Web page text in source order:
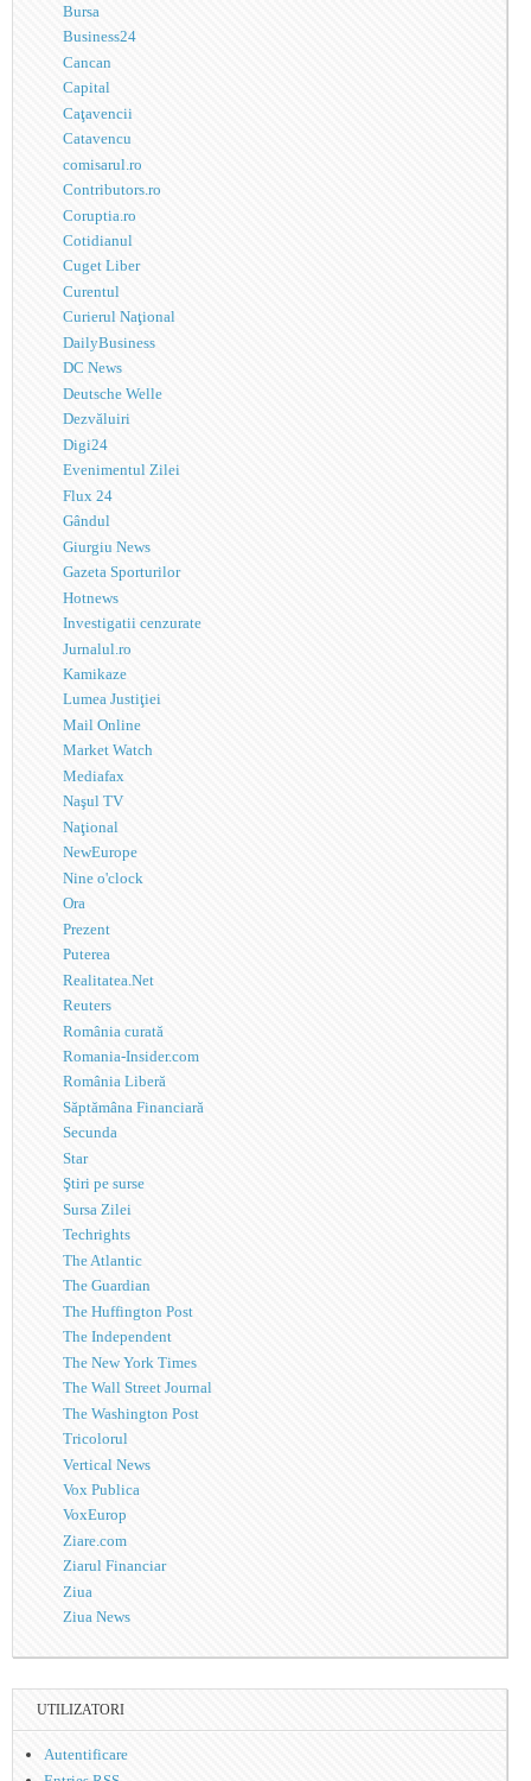
Bursa
Business24
Cancan
Capital
Caţavencii
Catavencu
comisarul.ro
Contributors.ro
Coruptia.ro
Cotidianul
Cuget Liber
Curentul
Curierul Naţional
DailyBusiness
DC News
Deutsche Welle
Dezvăluiri
Digi24
Evenimentul Zilei
Flux 24
Gândul
Giurgiu News
Gazeta Sporturilor
Hotnews
Investigatii cenzurate
Jurnalul.ro
Kamikaze
Lumea Justiţiei
Mail Online
Market Watch
Mediafax
Naşul TV
Naţional
NewEurope
Nine o'clock
Ora
Prezent
Puterea
Realitatea.Net
Reuters
România curată
Romania-Insider.com
România Liberă
Săptămâna Financiară
Secunda
Star
Ştiri pe surse
Sursa Zilei
Techrights
The Atlantic
The Guardian
The Huffington Post
The Independent
The New York Times
The Wall Street Journal
The Washington Post
Tricolorul
Vertical News
Vox Publica
VoxEurop
Ziare.com
Ziarul Financiar
Ziua
Ziua News
UTILIZATORI
Autentificare